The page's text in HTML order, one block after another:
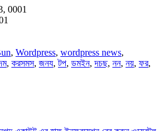
0001
, Wordpress, wordpress news,
, করসমস, জনয,টপ, ডমইন,দচছ, নন, নয়, ফর,